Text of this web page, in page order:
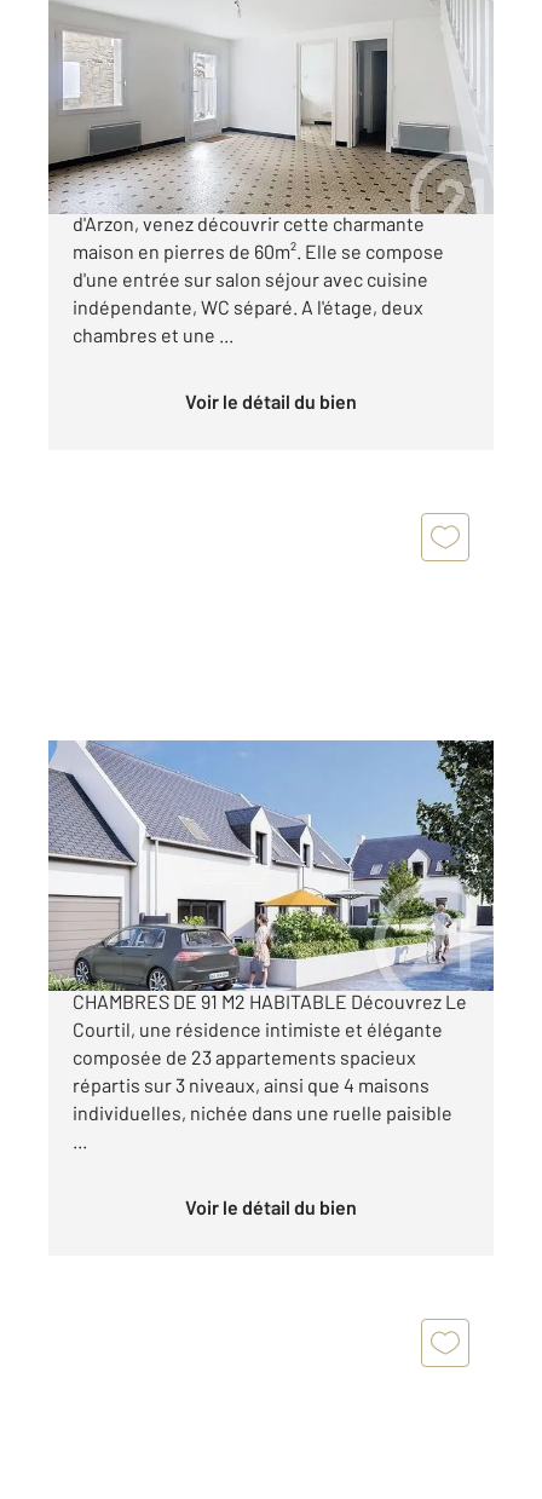
60,08 m , 3 pièces
Ref : 13019
Maison à vendre
269 800 €
ARZON BOURG - Située en plein cœur du bourg
d'Arzon, venez découvrir cette charmante
maison en pierres de 60m². Elle se compose
d'une entrée sur salon séjour avec cuisine
indépendante, WC séparé. A l'étage, deux
chambres et une ...
Voir le détail du bien
ARZON 56
91 m
2, 5 pièces
Ref : 12905
Maison à vendre
595 000 €
ARZON CENTRE BOURG EN VEFA MAISON DE 4
CHAMBRES DE 91 M2 HABITABLE Découvrez Le
Courtil, une résidence intimiste et élégante
composée de 23 appartements spacieux
répartis sur 3 niveaux, ainsi que 4 maisons
individuelles, nichée dans une ruelle paisible
Voir le détail du bien